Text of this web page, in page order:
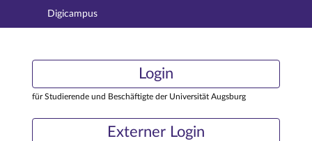
Hauptnavigation
Externer Login
Digicampus
Login
für Studierende und Beschäftigte der Universität Augsburg
Externer Login